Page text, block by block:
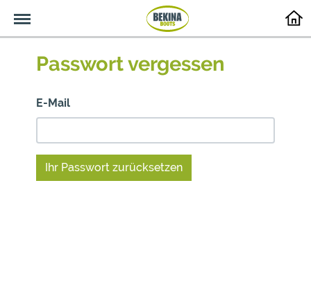
Menu
Passwort vergessen
E-Mail
Ihr Passwort zurücksetzen